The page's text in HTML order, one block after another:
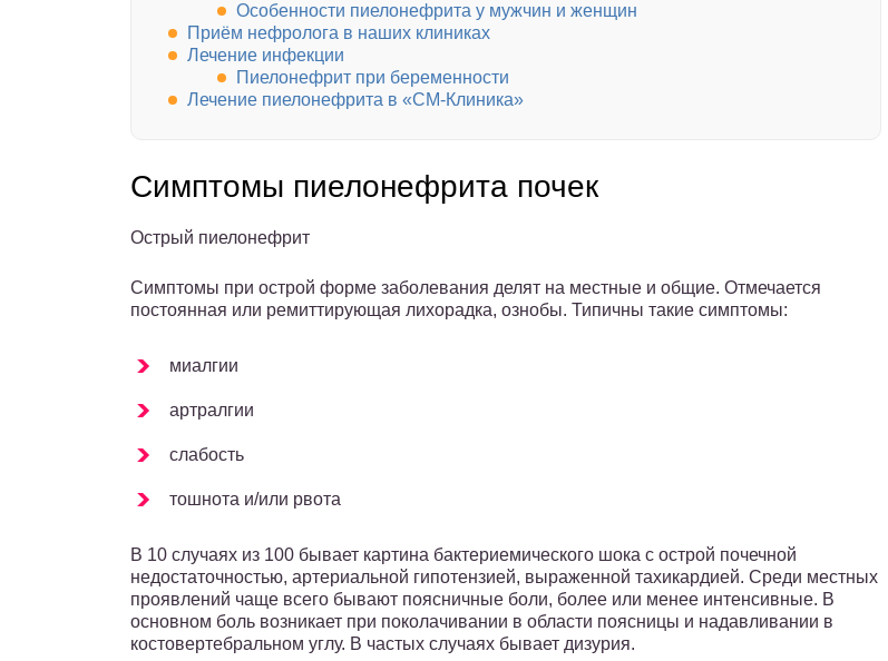
Особенности пиелонефрита у мужчин и женщин
Приём нефролога в наших клиниках
Лечение инфекции
Пиелонефрит при беременности
Лечение пиелонефрита в «СМ-Клиника»
Симптомы пиелонефрита почек
Острый пиелонефрит
Симптомы при острой форме заболевания делят на местные и общие. Отмечается
постоянная или ремиттирующая лихорадка, ознобы. Типичны такие симптомы:
миалгии
артралгии
слабость
тошнота и/или рвота
В 10 случаях из 100 бывает картина бактериемического шока с острой почечной
недостаточностью, артериальной гипотензией, выраженной тахикардией. Среди местных
проявлений чаще всего бывают поясничные боли, более или менее интенсивные. В
основном боль возникает при поколачивании в области поясницы и надавливании в
костовертебральном углу. В частых случаях бывает дизурия.